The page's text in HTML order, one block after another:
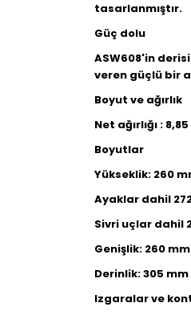
tasarlanmıştır.
Güç dolu
ASW608'in
veren güçlü bir
Boyut ve ağırlık
Net ağırlığı :
Boyutlar
Yükseklik: 260
Ayaklar dahil
Sivri uçlar dahil
Genişlik: 260
Derinlik: 305
Izgaralar ve